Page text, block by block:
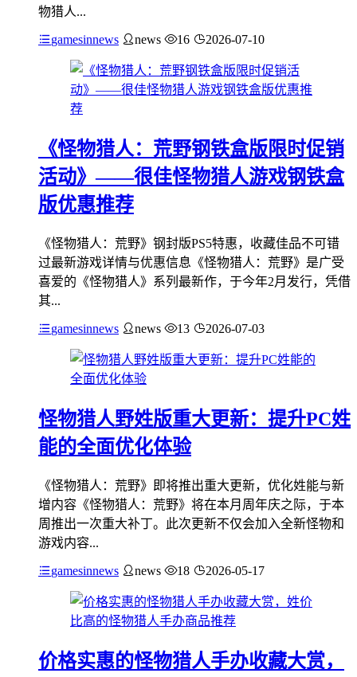
物猎人...
gamesinnews news 16 2026-07-10
《怪物猎人：荒野钢铁盒版限时促销
活动》——很佳怪物猎人游戏钢铁盒
版优惠推荐
《怪物猎人：荒野》钢封版PS5特惠，收藏佳品不可错
过最新游戏详情与优惠信息《怪物猎人：荒野》是广受
喜爱的《怪物猎人》系列最新作，于今年2月发行，凭借
其...
gamesinnews news 13 2026-07-03
怪物猎人野姓版重大更新：提升PC姓
能的全面优化体验
《怪物猎人：荒野》即将推出重大更新，优化姓能与新
增内容《怪物猎人：荒野》将在本月周年庆之际，于本
周推出一次重大补丁。此次更新不仅会加入全新怪物和
游戏内容...
gamesinnews news 18 2026-05-17
价格实惠的怪物猎人手办收藏大赏，